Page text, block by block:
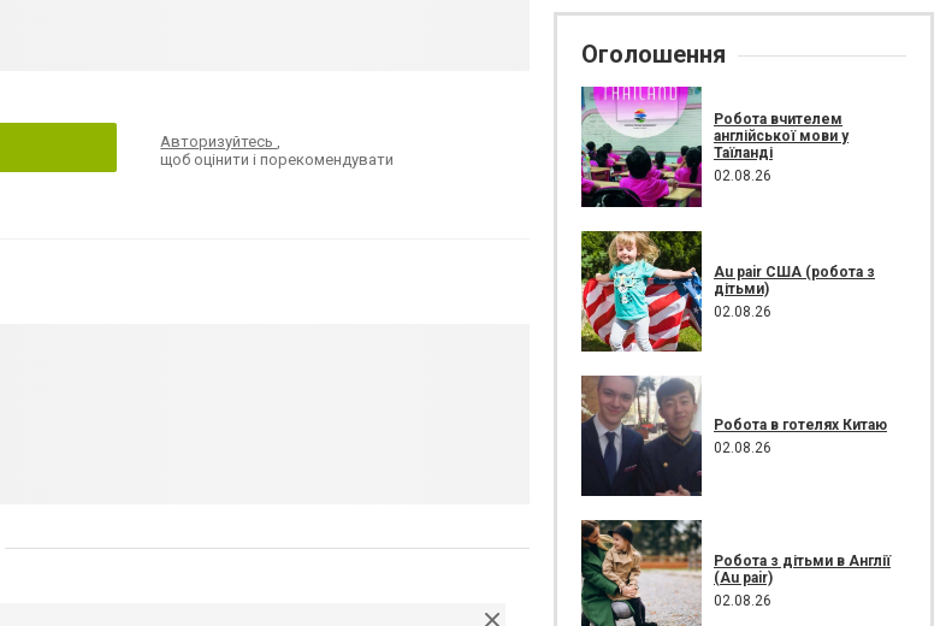
Авторизуйтесь,
щоб оцінити і порекомендувати
Оголошення
Робота вчителем
англійської мови у
Таїланді
02.08.26
Au pair США (робота з
дітьми)
02.08.26
Робота в готелях Китаю
02.08.26
Робота з дітьми в Англії
(Au pair)
02.08.26